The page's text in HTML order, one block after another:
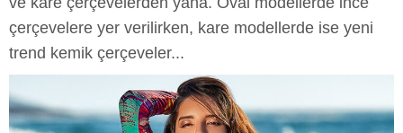
çerçevelere yer verilirken, kare modellerde ise yeni
trend kemik çerçeveler...